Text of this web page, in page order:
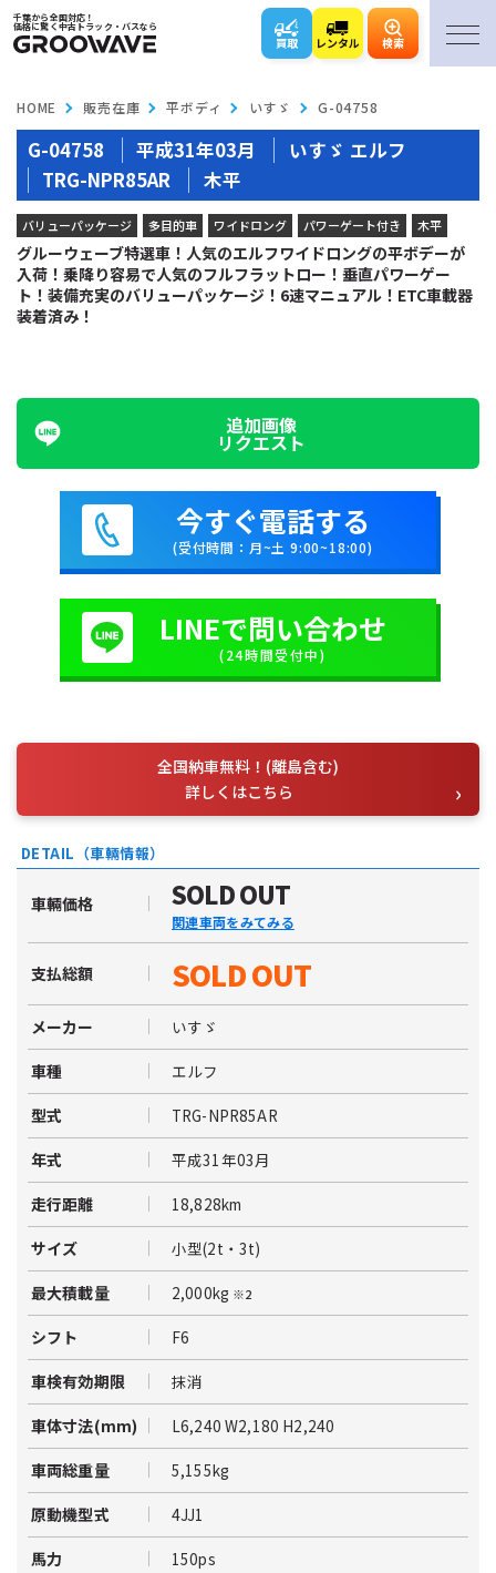
千葉から全国対応！
価格に驚く中古トラック・バスなら
買取 レンタル 検索
HOME 販売在庫 平ボディ いすゞ G-04758
G-04758 平成31年03月
いすゞ エルフ
TRG-NPR85AR
木平
バリューパッケージ 多目的車 ワイドロング パワーゲート付き 木平
グルーウェーブ特選車！人気のエルフワイドロングの平ボデーが
入荷！乗降り容易で人気のフルフラットロー！垂直パワーゲー
ト！装備充実のバリューパッケージ！6速マニュアル！ETC車載器
装着済み！
追加画像
リクエスト
今すぐ電話する
(受付時間：月~土 9:00~18:00)
LINEで問い合わせ
(24時間受付中)
全国納車無料！(離島含む)
詳しくはこちら
DETAIL（車輛情報）
車輛価格 SOLD OUT
関連車両をみてみる
支払総額 SOLD OUT
メーカー いすゞ
車種 エルフ
型式 TRG-NPR85AR
年式 平成31年03月
走行距離 18,828km
サイズ 小型(2t・3t)
最大積載量 2,000kg ※2
シフト F6
車検有効期限 抹消
車体寸法(mm) L6,240 W2,180 H2,240
車両総重量 5,155kg
原動機型式 4JJ1
馬力 150ps